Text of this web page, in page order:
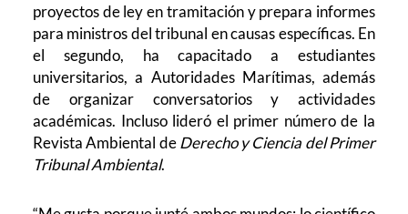
proyectos de ley en tramitación y prepara informes
para ministros del tribunal en causas específicas. En
el segundo, ha capacitado a estudiantes
universitarios, a Autoridades Marítimas, además
de organizar conversatorios y actividades
académicas. Incluso lideró el primer número de la
Revista Ambiental deDerecho y Ciencia del Primer
Tribunal Ambiental.